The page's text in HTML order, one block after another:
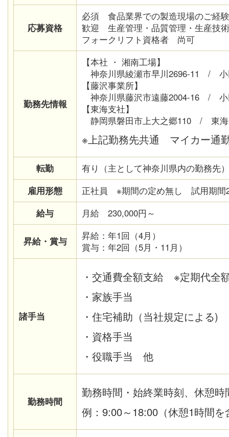
応募資格
必須 食品業界での製造現場のご経験
歓迎 生産管理・品質管理・生産技
フォークリフト資格者 尚可
勤務先情報
【本社 ・ 湘南工場】
神奈川県綾瀬市早川2696-11 / 小
【藤沢事業所】
神奈川県藤沢市遠藤2004-16 / 小
【東海支社】
静岡県磐田市上大之郷110 / 東海
※上記勤務先共通 マイカー通
転勤
有り（主として神奈川県内の勤務先）
雇用形態
正社員 ※期間の定め無し 試用期間
給与
月給 230,000円～
昇給・賞与
昇給：年1回（4月）
賞与：年2回（5月・11月）
諸手当
・交通費全額支給 ※定期代全
・家族手当
・住宅補助（当社規定による)
・資格手当
・役職手当 他
勤務時間
勤務時間・始終業時刻、休憩
例：9:00～18:00（休憩1時間を